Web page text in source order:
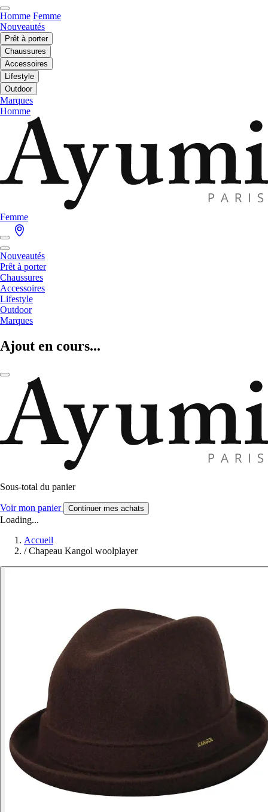
Homme Femme
Nouveautés
Prêt à porter
Chaussures
Accessoires
Lifestyle
Outdoor
Marques
Homme
Femme
Nouveautés
Prêt à porter
Chaussures
Accessoires
Lifestyle
Outdoor
Marques
Ajout en cours...
Sous-total du panier
Voir mon panier Continuer mes achats
Loading...
Accueil
/ Chapeau Kangol woolplayer